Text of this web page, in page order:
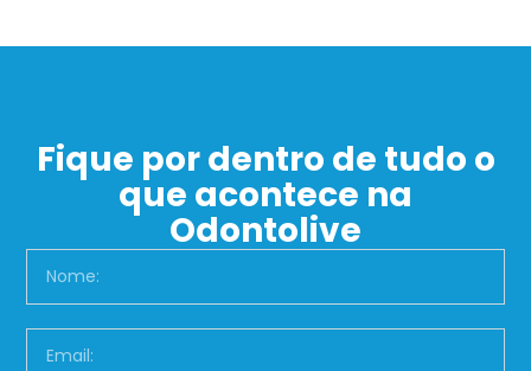
Fique por dentro de tudo o
que acontece na
Odontolive